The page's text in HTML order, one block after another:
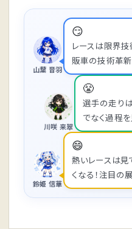
山葉 音羽
😏
レースは限界技
販車の技術革新
😤
選手の走り
でなく過程
川咲 来翠
鈴姫 信華
😄
熱いレースは
くなる！注目の